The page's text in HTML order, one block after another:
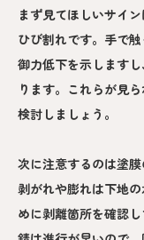
まず見てほしいサイ
ひび割れです。手で
御力低下を示します
ります。これらが見
検討しましょう。
次に注意するのは塗
剥がれや膨れは下地
めに剥離箇所を確認